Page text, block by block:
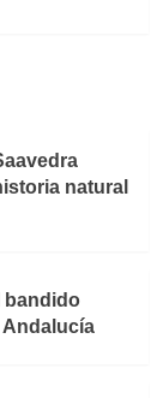
natural
bandido